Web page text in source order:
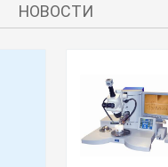
НОВОСТИ